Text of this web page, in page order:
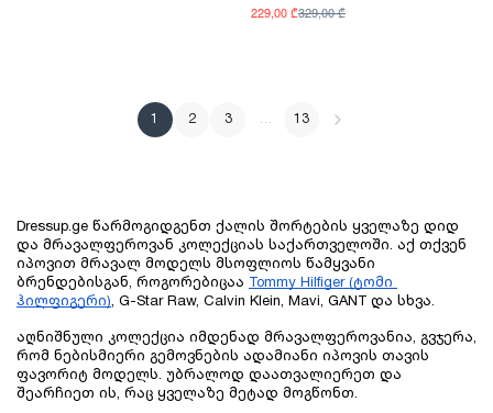
229,00 ₾329,00 ₾
1 2 3 … 13
Dressup.ge წარმოგიდგენთ ქალის შორტების ყველაზე დიდ
და მრავალფეროვან კოლექციას საქართველოში. აქ თქვენ
იპოვით მრავალ მოდელს მსოფლიოს წამყვანი
ბრენდებისგან, როგორებიცაა Tommy Hilfiger (ტომი
ჰილფიგერი), G-Star Raw, Calvin Klein, Mavi, GANT და სხვა.
აღნიშნული კოლექცია იმდენად მრავალფეროვანია, გვჯერა,
რომ ნებისმიერი გემოვნების ადამიანი იპოვის თავის
ფავორიტ მოდელს. უბრალოდ დაათვალიერეთ და
შეარჩიეთ ის, რაც ყველაზე მეტად მოგწონთ.